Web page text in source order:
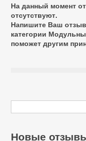
На данный момент
отсутствуют.
Напишите Ваш
категории
поможет другим
Новые